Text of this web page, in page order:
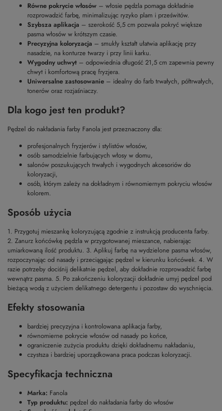
Równe pokrycie włosów – włosie pędzla pomaga dokładnie
rozprowadzić farbę, minimalizując ryzyko plam i prześwitów.
Szybsza aplikacja – szerokość 5,5 cm pozwala pokryć większe
pasma włosów w krótszym czasie.
Precyzyjna koloryzacja – smukły kształt ułatwia aplikację przy
nasadzie, na konturze twarzy i przy linii karku.
Wygodny uchwyt – odpowiednia długość 21,5 cm zapewnia pewny
chwyt i komfortową pracę fryzjera.
Uniwersalne zastosowanie – idealny do farb trwałych, półtrwałych,
tonerów oraz rozjaśniaczy.
Dla kogo jest ten produkt?
Pędzel do nakładania farby Fanola jest przeznaczony dla:
profesjonalnych fryzjerów i stylistów włosów,
osób samodzielnie farbujących włosy w domu,
salonów poszukujących trwałych i wygodnych akcesoriów do
koloryzacji,
osób, którym zależy na dokładnym i równomiernym pokryciu włosów
kolorem.
Sposób użycia
1. Przygotuj mieszankę koloryzującą zgodnie z instrukcją producenta farby.
2. Zanurz końcówkę pędzla w przygotowanej mieszance, nabierając
umiarkowaną ilość produktu. 3. Aplikuj farbę na wydzielone pasma włosów,
rozpoczynając od nasady i przeciągając pędzel w kierunku końcówek. 4. W
razie potrzeby dociśnij delikatnie pędzel, aby dokładnie rozprowadzić farbę
wewnątrz pasma. 5. Po zakończeniu koloryzacji dokładnie umyj pędzel pod
bieżącą wodą z użyciem delikatnego detergentu i pozostaw do wyschnięcia.
Efekty stosowania
bardziej precyzyjna i kontrolowana aplikacja farby,
równomierne pokrycie włosów od nasady po końce,
ograniczenie zużycia produktu dzięki dokładnemu nakładaniu,
czystsza i bardziej uporządkowana praca podczas koloryzacji.
Specyfikacja techniczna
Marka: Fanola
Typ produktu: pędzel do nakładania farby do włosów